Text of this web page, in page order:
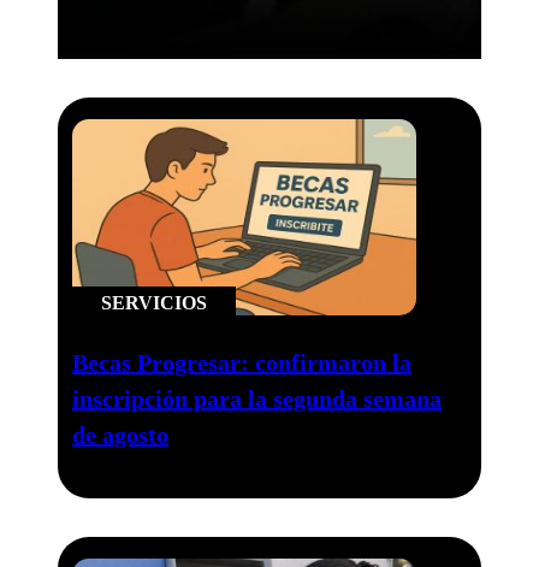
SERVICIOS
Becas Progresar: confirmaron la
inscripción para la segunda semana
de agosto